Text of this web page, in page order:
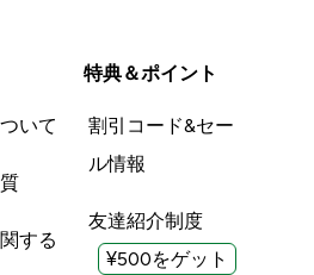
いて
する
特典＆ポイント
割引コード&セー
ル情報
友達紹介制度
¥500をゲット